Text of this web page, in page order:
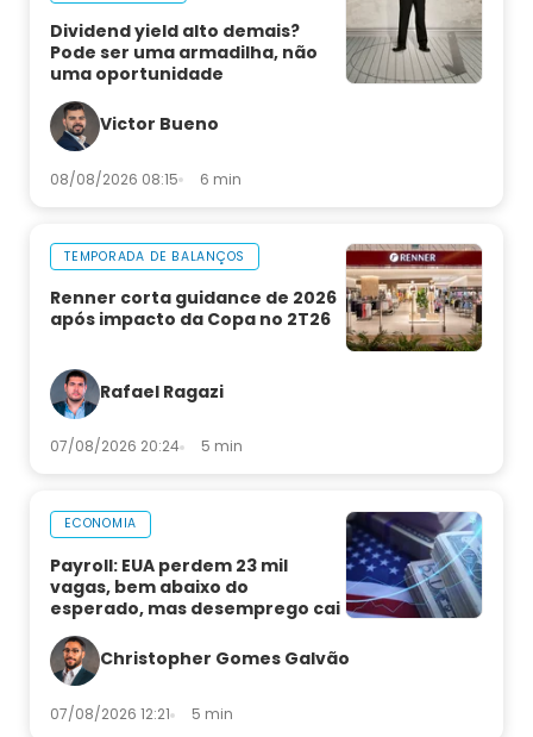
Dividend yield alto demais?
Pode ser uma armadilha, não
uma oportunidade
Victor Bueno
08/08/2026 08:15 6 min
TEMPORADA DE BALANÇOS
Renner corta guidance de 2026
após impacto da Copa no 2T26
Rafael Ragazi
07/08/2026 20:24 5 min
ECONOMIA
Payroll: EUA perdem 23 mil
vagas, bem abaixo do
esperado, mas desemprego cai
Christopher Gomes Galvão
07/08/2026 12:21 5 min